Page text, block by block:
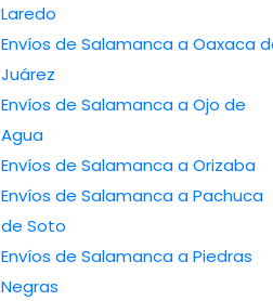
Laredo
Envíos de Salamanca a Oaxaca
Juárez
Envíos de Salamanca a Ojo de
Agua
Envíos de Salamanca a Orizaba
Envíos de Salamanca a Pachuca
de Soto
Envíos de Salamanca a Piedras
Negras